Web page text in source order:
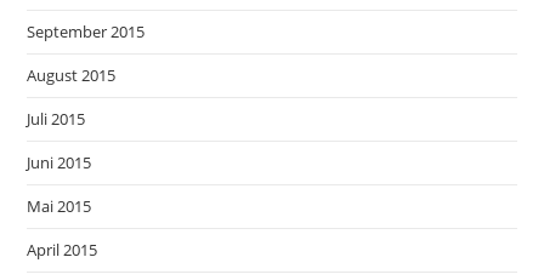
September 2015
August 2015
Juli 2015
Juni 2015
Mai 2015
April 2015